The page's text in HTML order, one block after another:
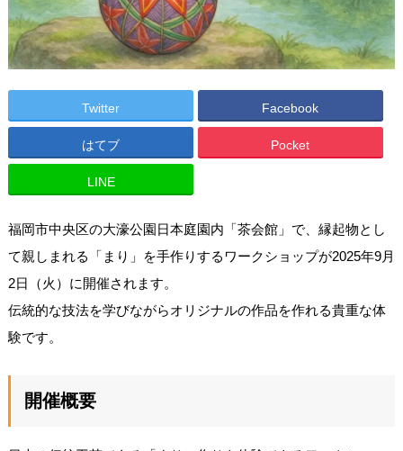
Twitter Facebook
はてブ Pocket
LINE
福岡市中央区の大濠公園日本庭園内「茶会館」で、縁起物とし
て親しまれる「まり」を手作りするワークショップが2025年9月
2日（火）に開催されます。
伝統的な技法を学びながらオリジナルの作品を作れる貴重な体
験です。
開催概要